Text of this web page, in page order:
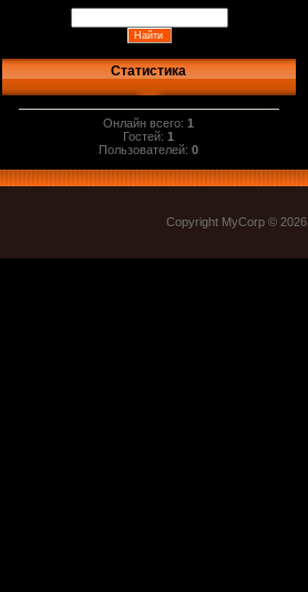
Статистика
Онлайн всего:1
Гостей:1
Пользователей:0
Copyright MyCorp © 2026